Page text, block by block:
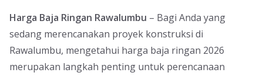
Harga Baja Ringan Rawalumbu – Bagi Anda yang
sedang merencanakan proyek konstruksi di
Rawalumbu, mengetahui harga baja ringan 2026
merupakan langkah penting untuk perencanaan